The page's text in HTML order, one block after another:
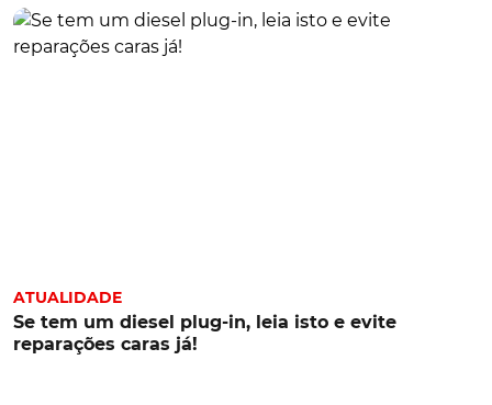
ATUALIDADE
Se tem um diesel plug-in, leia isto e evite
reparações caras já!